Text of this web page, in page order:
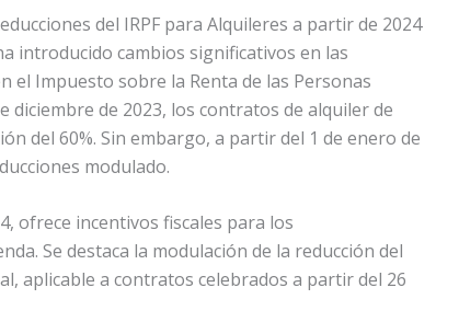
del IRPF para Alquileres a partir de 2024
introducido cambios significativos en las
el Impuesto sobre la Renta de las Personas
diciembre de 2023, los contratos de alquiler de
del 60%. Sin embargo, a partir del 1 de enero de
modulado.
ofrece incentivos fiscales para los
Se destaca la modulación de la reducción del
aplicable a contratos celebrados a partir del 26